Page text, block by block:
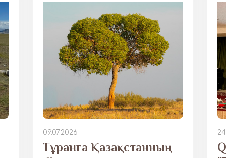
09.07.2026
Тұранга Қазақстанның